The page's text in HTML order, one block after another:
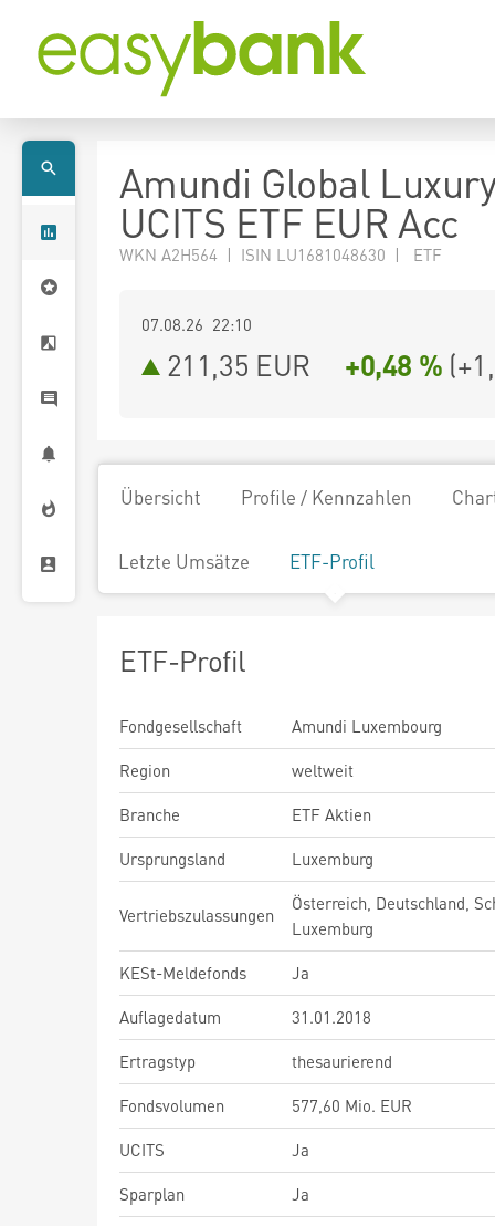
Amundi Global
UCITS ETF EUR Acc
WKN A2H564 | ISIN LU1681048630 | ETF
07.08.26 22:10
211,35 EUR +0,48 % (
Übersicht Profile / Kennzahlen
Letzte Umsätze ETF-Profil
ETF-Profil
Fondgesellschaft
Amundi Luxembourg
Region
weltweit
Branche
ETF Aktien
Ursprungsland
Luxemburg
Vertriebszulassungen
Österreich, Deutschland,
Luxemburg
KESt-Meldefonds
Ja
Auflagedatum
31.01.2018
Ertragstyp
thesaurierend
Fondsvolumen
577,60 Mio. EUR
UCITS
Ja
Sparplan
Ja